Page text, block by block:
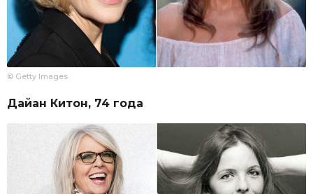
© Getty Images
Дайан Китон, 74 года